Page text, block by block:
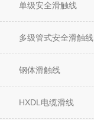
单级安全滑触线
多级管式安全滑触线
钢体滑触线
HXDL电缆滑线